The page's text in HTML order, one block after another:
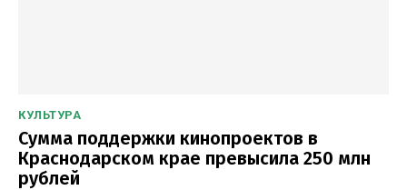
КУЛЬТУРА
Сумма поддержки кинопроектов в
Краснодарском крае превысила 250 млн
рублей